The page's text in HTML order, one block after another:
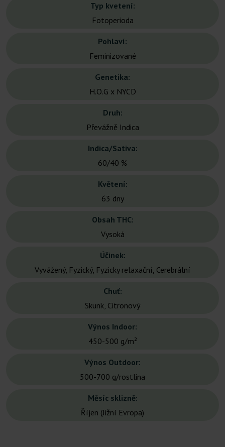
Typ kvetení:
Fotoperioda
Pohlaví:
Feminizované
Genetika:
H.O.G x NYCD
Druh:
Převážně Indica
Indica/Sativa:
60/40 %
Květení:
63 dny
Obsah THC:
Vysoká
Účinek:
Vyvážený, Fyzický, Fyzicky relaxační, Cerebrální
Chuť:
Skunk, Citronový
Výnos Indoor:
450-500 g/m²
Výnos Outdoor:
500-700 g/rostlina
Měsíc sklizně:
Říjen (Jižní Evropa)